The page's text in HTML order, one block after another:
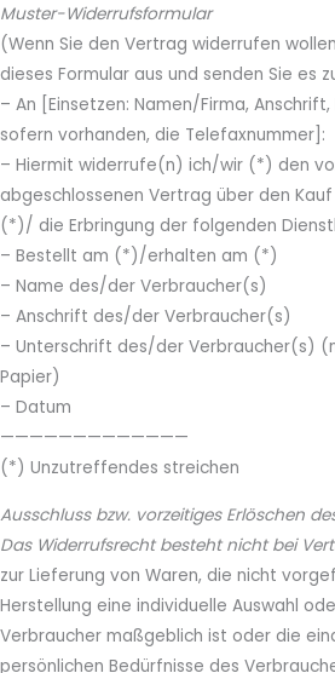
Muster-Widerrufsformular
(Wenn Sie den Vertrag widerrufen
dieses Formular aus und senden Sie es
– An [Einsetzen: Namen/Firma,
sofern vorhanden, die Telefaxnummer]:
– Hiermit widerrufe(n) ich/wir (*) den
abgeschlossenen Vertrag über den
(*)/ die Erbringung der folgenden
– Bestellt am (*)/erhalten am (*)
– Name des/der Verbraucher(s)
– Anschrift des/der Verbraucher(s)
– Unterschrift des/der Verbraucher(s)
Papier)
– Datum
—————————————
(*) Unzutreffendes streichen
Ausschluss bzw. vorzeitiges Erlöschen
Das Widerrufsrecht besteht nicht bei
zur Lieferung von Waren, die nicht
Herstellung eine individuelle Auswahl
Verbraucher maßgeblich ist oder die
persönlichen Bedürfnisse des